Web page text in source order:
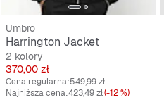
Umbro
Harrington Jacket
2 kolory
Cena
370,00 zł
Cena regularna:549,99 zł
Najniższa cena:423,49 zł(-12 %)